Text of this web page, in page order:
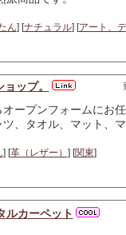
ん] [ナチュラル] [アート、
ップ。
ープンフォームにお
、タオル、マット、
] [革（レザー） ] [関東]
ルカーペット